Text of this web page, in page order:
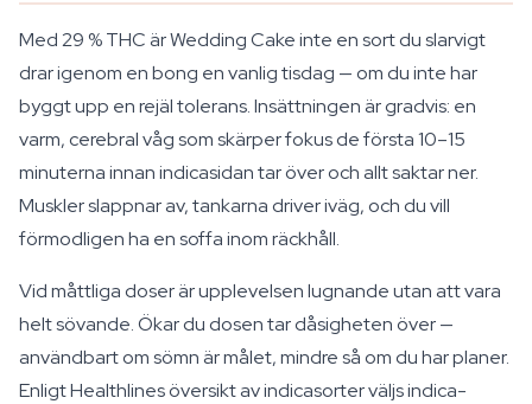
Med 29 % THC är Wedding Cake inte en sort du slarvigt
drar igenom en bong en vanlig tisdag — om du inte har
byggt upp en rejäl tolerans. Insättningen är gradvis: en
varm, cerebral våg som skärper fokus de första 10–15
minuterna innan indicasidan tar över och allt saktar ner.
Muskler slappnar av, tankarna driver iväg, och du vill
förmodligen ha en soffa inom räckhåll.
Vid måttliga doser är upplevelsen lugnande utan att vara
helt sövande. Ökar du dosen tar dåsigheten över —
användbart om sömn är målet, mindre så om du har planer.
Enligt Healthlines översikt av indicasorter väljs indica-